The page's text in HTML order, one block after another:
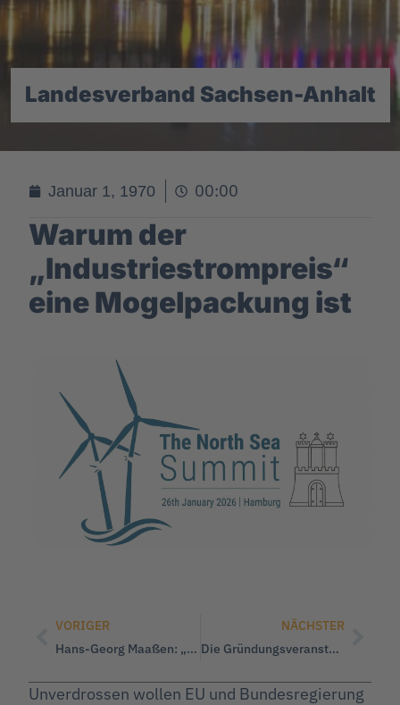
Landesverband Sachsen-Anhalt
Januar 1, 1970 00:00
Warum der
„Industriestrompreis“
eine Mogelpackung ist
VORIGER
Hans-Georg Maaßen: „Asyl- und Sicherheitspaket ist nichts anderes als Ablenkungsmanöver!“
NÄCHSTER
Die Gründungsveranstaltung
Unverdrossen wollen EU und Bundesregierung